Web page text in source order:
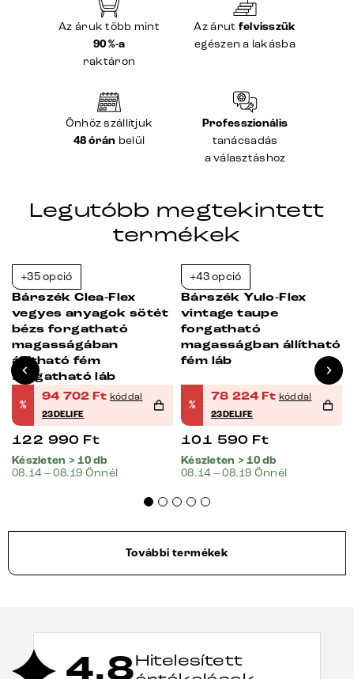
Az áruk több mint
90 %-a
raktáron
Az árut felvisszük
egészen a lakásba
Önhöz szállítjuk
48 órán belül
Professzionális
tanácsadás
a választáshoz
Legutóbb megtekintett
termékek
+35 opció
Bárszék Clea-Flex
vegyes anyagok sötét
bézs forgatható
magasságában
állítható fém
forgatható láb
%
94 702 Ft kóddal
23DELIFE
122 990 Ft
Készleten > 10 db
08.14 – 08.19 Önnél
+43 opció
Bárszék Yulo-Flex
vintage taupe
forgatható
magasságban állítható
fém láb
%
78 224 Ft kóddal
23DELIFE
101 590 Ft
Készleten > 10 db
08.14 – 08.19 Önnél
További termékek
Hitelesített